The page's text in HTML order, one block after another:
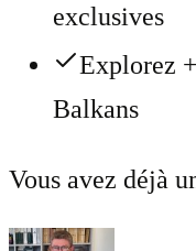
exclusives
Explorez
Balkans
Vous avez déjà